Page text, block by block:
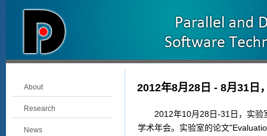
About
Research
News
2012年8月28日 - 8月31日
2012年10月28日-31日，实验室
学术年会。实验室的论文